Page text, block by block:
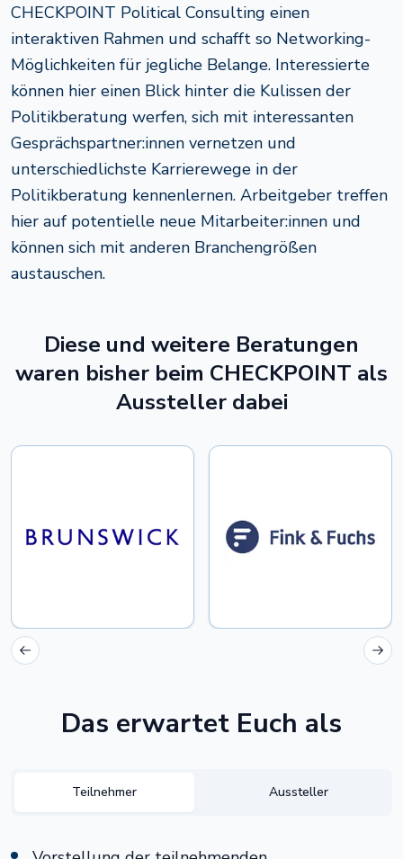
CHECKPOINT Political Consulting einen
interaktiven Rahmen und schafft so Networking-
Möglichkeiten für jegliche Belange. Interessierte
können hier einen Blick hinter die Kulissen der
Politikberatung werfen, sich mit interessanten
Gesprächspartner:innen vernetzen und
unterschiedlichste Karrierewege in der
Politikberatung kennenlernen. Arbeitgeber treffen
hier auf potentielle neue Mitarbeiter:innen und
können sich mit anderen Branchengrößen
austauschen.
Diese und weitere Beratungen
waren bisher beim CHECKPOINT als
Aussteller dabei
Previous slide
Das erwartet Euch als
Teilnehmer Aussteller